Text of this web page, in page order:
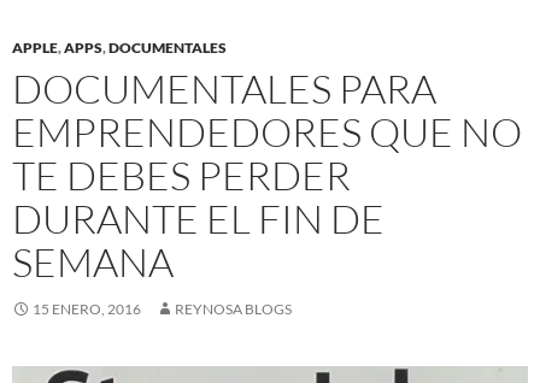
APPLE,APPS,DOCUMENTALES
DOCUMENTALES PARA
EMPRENDEDORES QUE NO
TE DEBES PERDER
DURANTE EL FIN DE
SEMANA
15 ENERO, 2016 REYNOSA BLOGS